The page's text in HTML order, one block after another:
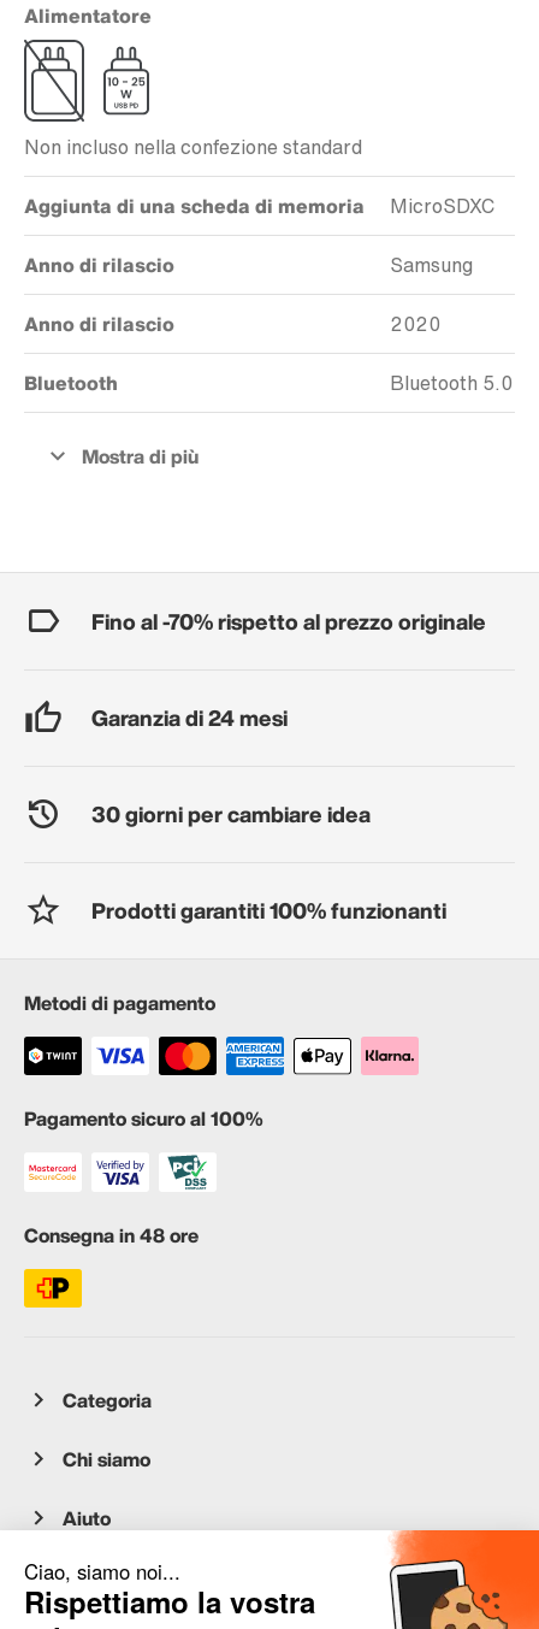
Alimentatore
Non incluso nella confezione standard
Aggiunta di una scheda di memoria MicroSDXC
Anno di rilascio Samsung
Anno di rilascio 2020
Bluetooth Bluetooth 5.0
Fino al -70% rispetto al prezzo originale
Garanzia di 24 mesi
30 giorni per cambiare idea
Prodotti garantiti 100% funzionanti
Metodi di pagamento
Pagamento sicuro al 100%
Consegna in 48 ore
Categoria
Chi siamo
Aiuto
Servizio clienti